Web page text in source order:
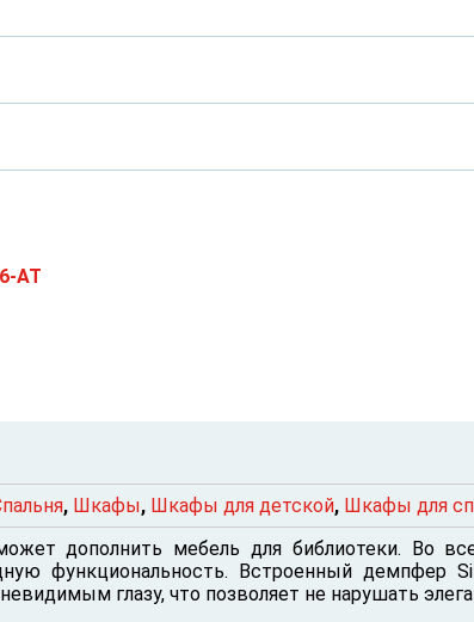
АТ
, Шкафы, Шкафы для детской, Шкафы для
дополнить мебель для библиотеки. Во
функциональность. Встроенный демпфер
глазу, что позволяет не нарушать